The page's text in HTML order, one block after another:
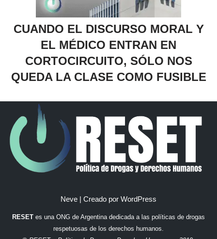
CUANDO EL DISCURSO MORAL Y
EL MÉDICO ENTRAN EN
CORTOCIRCUITO, SÓLO NOS
QUEDA LA CLASE COMO FUSIBLE
Neve | Creado por WordPress
RESET es una ONG de Argentina dedicada a las políticas de drogas
respetuosas de los derechos humanos.